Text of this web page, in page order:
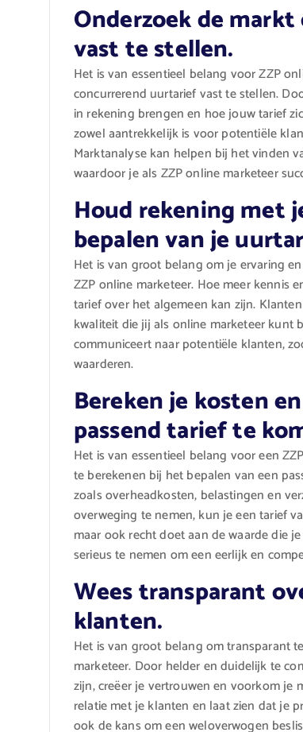
Onderzoek de
vast te stellen.
Het is van essentieel belang voor ZZP
concurrerend uurtarief vast te stellen.
in rekening brengen en hoe jouw tarief
zowel aantrekkelijk is voor potentiële
Marktanalyse kan helpen bij het vinden
waardoor je als ZZP online marketeer
Houd rekening met
bepalen van je
Het is van groot belang om je ervaring
ZZP online marketeer. Hoe meer kennis
tarief over het algemeen kan zijn.
kwaliteit die jij als online marketeer kunt
communiceert naar potentiële klanten,
waarderen.
Bereken je kosten
passend tarief te
Het is van essentieel belang voor een
te berekenen bij het bepalen van een
zoals overheadkosten, belastingen en
overweging te nemen, kun je een tarief
maar ook recht doet aan de waarde die
serieus te nemen om een eerlijk en
Wees transparant
klanten.
Het is van groot belang om transparant
marketeer. Door helder en duidelijk te
zijn, creëer je vertrouwen en voorkom je
relatie met je klanten en laat zien dat je
ook de kans om een weloverwogen